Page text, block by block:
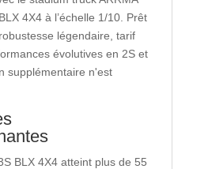
4X4 à l’échelle 1/10. Prêt
légendaire, tarif
évolutives en 2S et
supplémentaire n'est
BLX 4X4 atteint plus de 55